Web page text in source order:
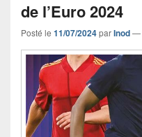
de l’Euro 2024
Posté le 11/07/2024parInod—